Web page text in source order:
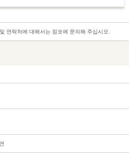
연락처에 대해서는 점포에 문의해 주십시오.